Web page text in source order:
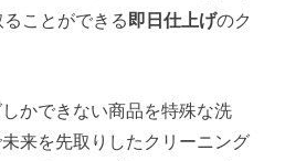
ことができる 即日仕上げのク
かできない商品を特殊な洗
来を先取りしたクリーニング